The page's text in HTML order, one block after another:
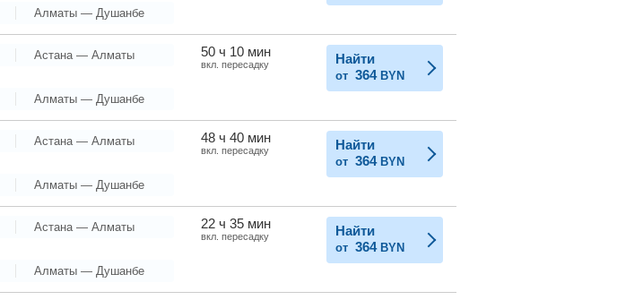
Алматы — Душанбе
Астана — Алматы
Алматы — Душанбе
50 ч 10 мин
вкл. пересадку Найти
от 364 BYN
Астана — Алматы
Алматы — Душанбе
48 ч 40 мин
вкл. пересадку Найти
от 364 BYN
Астана — Алматы
Алматы — Душанбе
22 ч 35 мин
вкл. пересадку Найти
от 364 BYN